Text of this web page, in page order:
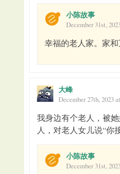
小陈故事
December 31st,
幸福的老人家。家
大峰
December 27th, 2023
我身边有个老人，被
人，对老人女儿说“你
小陈故事
December 31st,